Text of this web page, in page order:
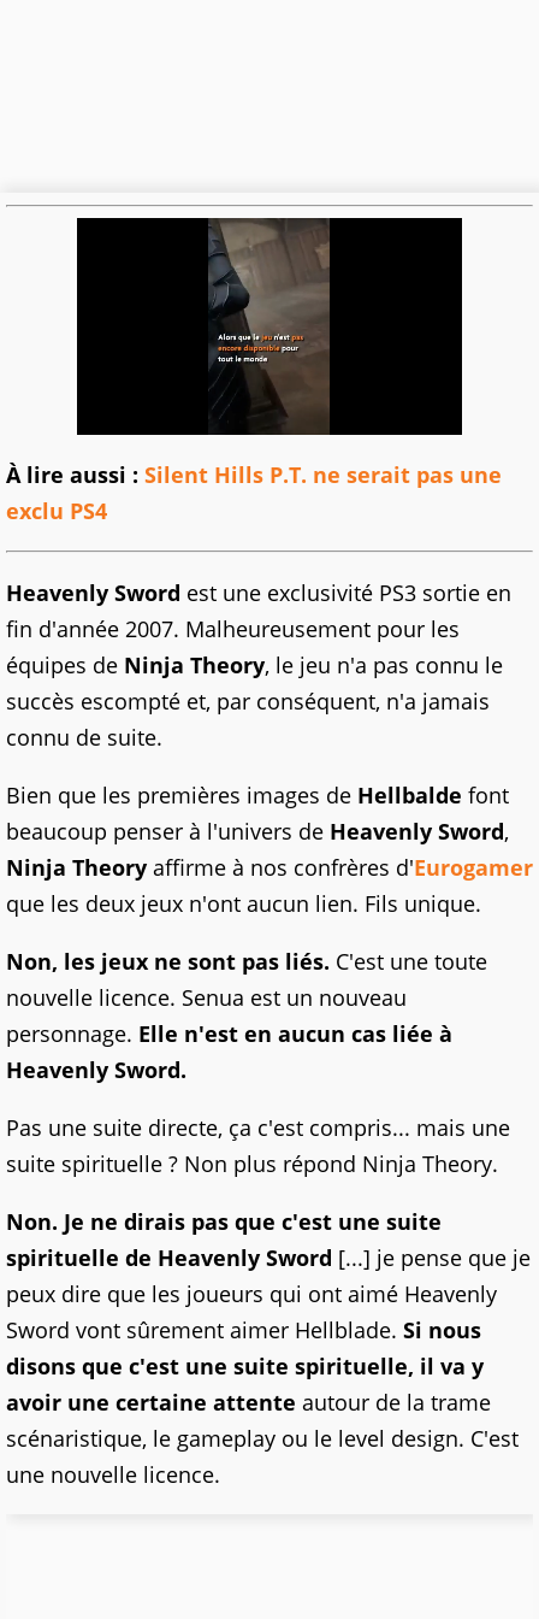
À lire aussi : Silent Hills P.T. ne serait pas une
exclu PS4
Heavenly Sword est une exclusivité PS3 sortie en
fin d'année 2007. Malheureusement pour les
équipes de Ninja Theory, le jeu n'a pas connu le
succès escompté et, par conséquent, n'a jamais
connu de suite.
Bien que les premières images de Hellbalde font
beaucoup penser à l'univers de Heavenly Sword,
Ninja Theory affirme à nos confrères d'Eurogamer
que les deux jeux n'ont aucun lien. Fils unique.
Non, les jeux ne sont pas liés. C'est une toute
nouvelle licence. Senua est un nouveau
personnage. Elle n'est en aucun cas liée à
Heavenly Sword.
Pas une suite directe, ça c'est compris... mais une
suite spirituelle ? Non plus répond Ninja Theory.
Non. Je ne dirais pas que c'est une suite
spirituelle de Heavenly Sword [...] je pense que je
peux dire que les joueurs qui ont aimé Heavenly
Sword vont sûrement aimer Hellblade. Si nous
disons que c'est une suite spirituelle, il va y
avoir une certaine attente autour de la trame
scénaristique, le gameplay ou le level design. C'est
une nouvelle licence.